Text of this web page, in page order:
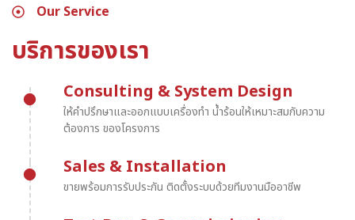
Our Service
บริการของเรา
Consulting & System Design
ให้คำปรึกษาและออกแบบเครื่องทำ น้ำร้อนให้เหมาะสมกับความ
ต้องการ ของโครงการ
Sales & Installation
ขายพร้อมการรับประกัน ติดตั้งระบบด้วยทีมงานมืออาชีพ